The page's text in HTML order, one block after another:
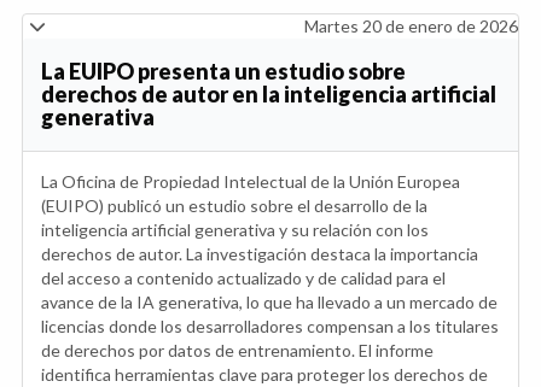
Martes 20 de enero de 2026
La EUIPO presenta un estudio sobre
derechos de autor en la inteligencia artificial
generativa
La Oficina de Propiedad Intelectual de la Unión Europea
(EUIPO) publicó un estudio sobre el desarrollo de la
inteligencia artificial generativa y su relación con los
derechos de autor. La investigación destaca la importancia
del acceso a contenido actualizado y de calidad para el
avance de la IA generativa, lo que ha llevado a un mercado de
licencias donde los desarrolladores compensan a los titulares
de derechos por datos de entrenamiento. El informe
identifica herramientas clave para proteger los derechos de